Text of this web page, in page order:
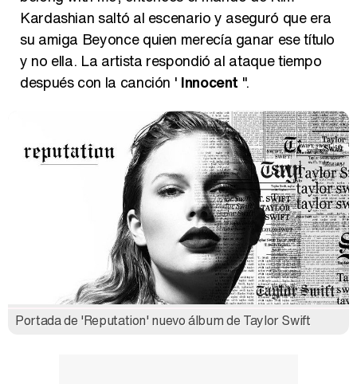
Kardashian saltó al escenario y aseguró que era
su amiga Beyonce quien merecía ganar ese título
y no ella. La artista respondió al ataque tiempo
después con la canción ' Innocent ''.
Portada de 'Reputation' nuevo álbum de Taylor Swift